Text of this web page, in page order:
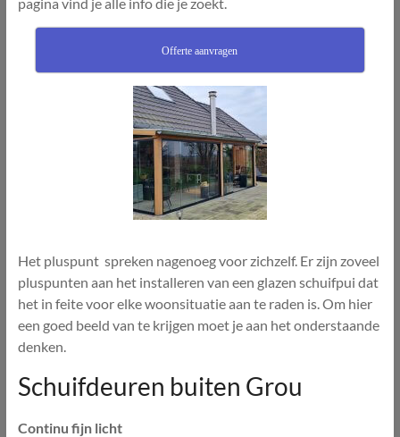
Offerte aanvragen
Het pluspunt spreken nagenoeg voor zichzelf. Er zijn zoveel
pluspunten aan het installeren van een glazen schuifpui dat
het in feite voor elke woonsituatie aan te raden is. Om hier
een goed beeld van te krijgen moet je aan het onderstaande
denken.
Schuifdeuren buiten Grou
Continu fijn licht